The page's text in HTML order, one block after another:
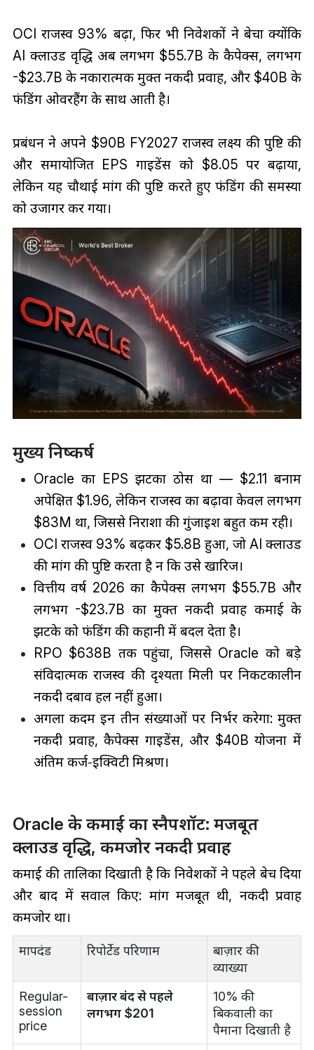
OCI राजस्व 93% बढ़ा, फिर भी निवेशकों ने बेचा क्योंकि
AI क्लाउड वृद्धि अब लगभग $55.7B के कैपेक्स, लगभग
-$23.7B के नकारात्मक मुक्त नकदी प्रवाह, और $40B के
फंडिंग ओवरहैंग के साथ आती है।
प्रबंधन ने अपने $90B FY2027 राजस्व लक्ष्य की पुष्टि की
और समायोजित EPS गाइडेंस को $8.05 पर बढ़ाया,
लेकिन यह चौथाई मांग की पुष्टि करते हुए फंडिंग की समस्या
को उजागर कर गया।
मुख्य निष्कर्ष
Oracle का EPS झटका ठोस था — $2.11 बनाम
अपेक्षित $1.96, लेकिन राजस्व का बढ़ावा केवल लगभग
$83M था, जिससे निराशा की गुंजाइश बहुत कम रही।
OCI राजस्व 93% बढ़कर $5.8B हुआ, जो AI क्लाउड
की मांग की पुष्टि करता है न कि उसे खारिज।
वित्तीय वर्ष 2026 का कैपेक्स लगभग $55.7B और
लगभग -$23.7B का मुक्त नकदी प्रवाह कमाई के
झटके को फंडिंग की कहानी में बदल देता है।
RPO $638B तक पहुंचा, जिससे Oracle को बड़े
संविदात्मक राजस्व की दृश्यता मिली पर निकटकालीन
नकदी दबाव हल नहीं हुआ।
अगला कदम इन तीन संख्याओं पर निर्भर करेगा: मुक्त
नकदी प्रवाह, कैपेक्स गाइडेंस, और $40B योजना में
अंतिम कर्ज‑इक्विटी मिश्रण।
Oracle के कमाई का स्नैपशॉट: मजबूत
क्लाउड वृद्धि, कमजोर नकदी प्रवाह
कमाई की तालिका दिखाती है कि निवेशकों ने पहले बेच दिया
और बाद में सवाल किए: मांग मजबूत थी, नकदी प्रवाह
कमजोर था।
मापदंड रिपोर्टेड परिणाम
बाज़ार की
व्याख्या
Regular-
session
price
बाज़ार बंद से पहले
लगभग $201
10% की
बिकवाली का
पैमाना दिखाती है